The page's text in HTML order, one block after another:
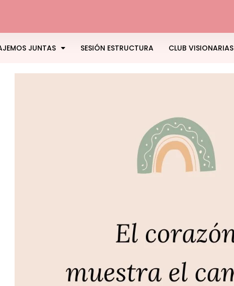
JUNTAS SESIÓN ESTRUCTURA CLUB VISIONARIAS